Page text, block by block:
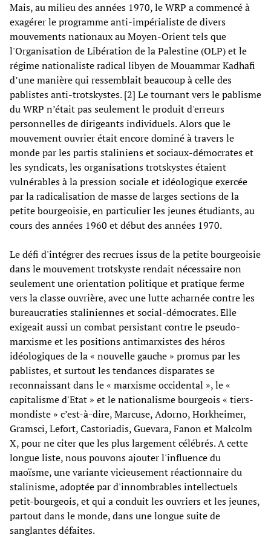
Mais, au milieu des années 1970, le WRP a commencé à
exagérer le programme anti-impérialiste de divers
mouvements nationaux au Moyen-Orient tels que
l'Organisation de Libération de la Palestine (OLP) et le
régime nationaliste radical libyen de Mouammar Kadhafi
d’une manière qui ressemblait beaucoup à celle des
pablistes anti-trotskystes. [2] Le tournant vers le pablisme
du WRP n’était pas seulement le produit d'erreurs
personnelles de dirigeants individuels. Alors que le
mouvement ouvrier était encore dominé à travers le
monde par les partis staliniens et sociaux-démocrates et
les syndicats, les organisations trotskystes étaient
vulnérables à la pression sociale et idéologique exercée
par la radicalisation de masse de larges sections de la
petite bourgeoisie, en particulier les jeunes étudiants, au
cours des années 1960 et début des années 1970.
Le défi d'intégrer des recrues issus de la petite bourgeoisie
dans le mouvement trotskyste rendait nécessaire non
seulement une orientation politique et pratique ferme
vers la classe ouvrière, avec une lutte acharnée contre les
bureaucraties staliniennes et social-démocrates. Elle
exigeait aussi un combat persistant contre le pseudo-
marxisme et les positions antimarxistes des héros
idéologiques de la « nouvelle gauche » promus par les
pablistes, et surtout les tendances disparates se
reconnaissant dans le « marxisme occidental », le «
capitalisme d'Etat » et le nationalisme bourgeois « tiers-
mondiste » c’est-à-dire, Marcuse, Adorno, Horkheimer,
Gramsci, Lefort, Castoriadis, Guevara, Fanon et Malcolm
X, pour ne citer que les plus largement célébrés. A cette
longue liste, nous pouvons ajouter l'influence du
maoïsme, une variante vicieusement réactionnaire du
stalinisme, adoptée par d'innombrables intellectuels
petit-bourgeois, et qui a conduit les ouvriers et les jeunes,
partout dans le monde, dans une longue suite de
sanglantes défaites.